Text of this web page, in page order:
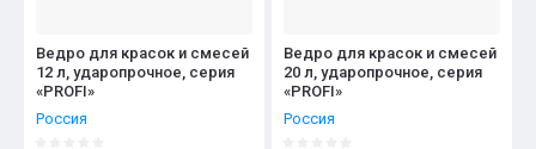
Ведро для красок и смесей
12 л, ударопрочное, серия
«PROFI»
Россия
Ведро для красок и смесей
20 л, ударопрочное, серия
«PROFI»
Россия